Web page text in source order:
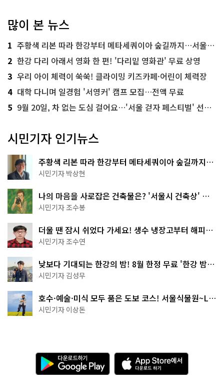
많이 본 뉴스
1 주황색 리본 따라 한강부터 메타세쿼이아 숲길까지…서울둘레길 15코스
2 한강 다리 아래서 영화 한 편! '다리밑 영화관' 무료 상영
3 우리 아이 체력이 쑥쑥! 클라이밍 키즈카페·어린이 체력장
4 대학 다니며 일경험 '서영커' 캠프 모집…전액 무료
5 9월 20일, 차 없는 도심 걸어요…'서울 걷자 페스티벌' 선착순 5천명
시민기자 인기뉴스
주황색 리본 따라 한강부터 메타세쿼이아 숲길까지…
서울둘레길 15코스
시민기자 박상현
나의 마음을 사로잡은 건축물은? '서울시 건축상' 수
상작 공개!
시민기자 조수봉
더울 땐 잠시 쉬었다 가세요! 생수 냉장고부터 해피소
·무더위쉼터까지
시민기자 조수연
낮보다 기대되는 한강의 밤! 8월 한정 무료 '한강 밤
핑' 예약은?
시민기자 김성무
호수·예술·미식 모두 품은 도보 코스! 서울식물원~LG
아트센터~마곡테라스거리
시민기자 이상돈
다
운
A
p